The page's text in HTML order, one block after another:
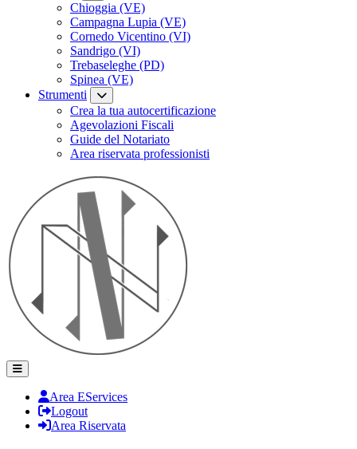
Chioggia (VE)
Campagna Lupia (VE)
Cornedo Vicentino (VI)
Sandrigo (VI)
Trebaseleghe (PD)
Spinea (VE)
Strumenti
Crea la tua autocertificazione
Agevolazioni Fiscali
Guide del Notariato
Area riservata professionisti
Area EServices
Logout
Area Riservata